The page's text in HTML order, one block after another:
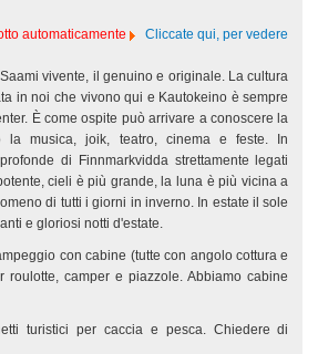
automaticamente
Cliccate qui, per vedere
vivente, il genuino e originale. La cultura
in noi che vivono qui e Kautokeino è sempre
È come ospite può arrivare a conoscere la
la musica, joik, teatro, cinema e feste. In
di Finnmarkvidda strettamente legati
cieli è più grande, la luna è più vicina a
di tutti i giorni in inverno. In estate il sole
e gloriosi notti d'estate.
con cabine (tutte con angolo cottura e
roulotte, camper e piazzole. Abbiamo cabine
turistici per caccia e pesca. Chiedere di